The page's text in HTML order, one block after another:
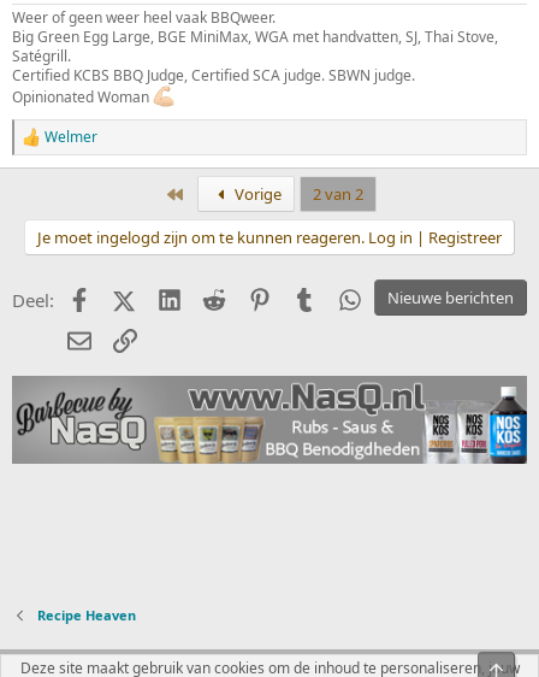
Weer of geen weer heel vaak BBQweer.
Big Green Egg Large, BGE MiniMax, WGA met handvatten, SJ, Thai Stove,
Satégrill.
Certified KCBS BBQ Judge, Certified SCA judge. SBWN judge.
Opinionated Woman
W
a
d
n
:
Welmer
Eerste Vorige
2 van 2
Je moet ingelogd zijn om te kunnen reageren. Log in | Registreer
Nieuwe berichten
Deel: FacebookX (Twitter)
LinkedIn
Reddit PinterestTumblrWhatsApp
E-mailkoppeling
Recipe Heaven
Nederlands
Deze site maakt gebruik van cookies om de inhoud te personaliseren, jouw